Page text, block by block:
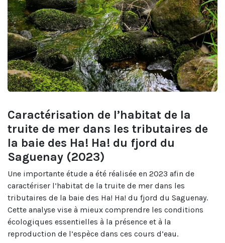
Caractérisation de l’habitat de la
truite de mer dans les tributaires de
la baie des Ha! Ha! du fjord du
Saguenay (2023)
Une importante étude a été réalisée en 2023 afin de
caractériser l’habitat de la truite de mer dans les
tributaires de la baie des Ha! Ha! du fjord du Saguenay.
Cette analyse vise à mieux comprendre les conditions
écologiques essentielles à la présence et à la
reproduction de l’espèce dans ces cours d’eau.